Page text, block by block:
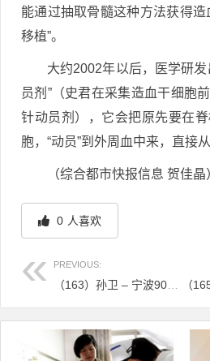
能通过抽取骨髓这种方法获得造
移植”。
大约2002年以后，医学研
员剂”（史君在采集造血干细胞
针动员剂），它会把原先要在
胞，“动员”到外周血中来，直接
（综合都市快报信息 贺佳晶
0 人喜欢
PREVIOUS:
文章导航